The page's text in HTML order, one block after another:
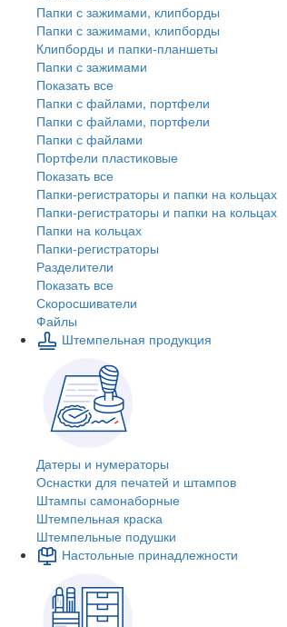
Папки с зажимами, клипборды
Папки с зажимами, клипборды
Клипборды и папки-планшеты
Папки с зажимами
Показать все
Папки с файлами, портфели
Папки с файлами, портфели
Папки с файлами
Портфели пластиковые
Показать все
Папки-регистраторы и папки на кольцах
Папки-регистраторы и папки на кольцах
Папки на кольцах
Папки-регистраторы
Разделители
Показать все
Скоросшиватели
Файлы
Штемпельная продукция
Датеры и нумераторы
Оснастки для печатей и штампов
Штампы самонаборные
Штемпельная краска
Штемпельные подушки
Настольные принадлежности